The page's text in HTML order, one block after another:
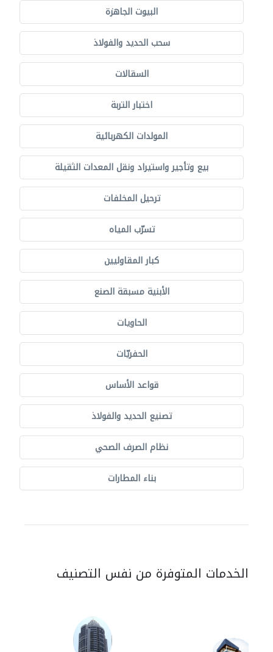
البيوت الجاهزة
سحب الحديد والفولاذ
السقالات
اختبار التربة
المولدات الكهربائية
بيع وتأجير واستيراد ونقل المعدات الثقيلة
ترحيل المخلفات
تسرّب المياه
كبار المقاوليين
الأبنية مسبقة الصنع
الحاويات
الحفريّات
قواعد الأساس
تصنيع الحديد والفولاذ
نظام الصرف الصحي
بناء المطارات
الخدمات المتوفرة من نفس التصنيف